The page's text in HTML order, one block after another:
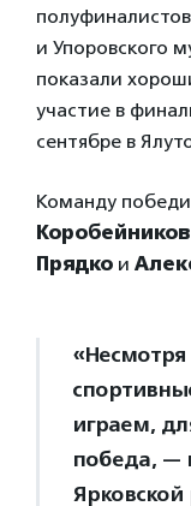
и Упоровского
показали
участие в
сентябре в
Команду
Прядко и
играем,
победа, —